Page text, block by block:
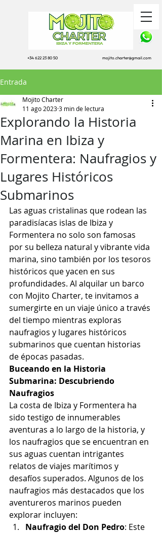
+34 622 23 80 50 mojito.charter@gmail.com
Entrada
Explorando la Historia
Marina en Ibiza y
Formentera: Naufragios y
Lugares Históricos
Submarinos
Mojito Charter
11 ago 20233 min de lectura
Las aguas cristalinas que rodean las
paradisíacas islas de Ibiza y
Formentera no solo son famosas
por su belleza natural y vibrante vida
marina, sino también por los tesoros
históricos que yacen en sus
profundidades. Al alquilar un barco
con Mojito Charter, te invitamos a
sumergirte en un viaje único a través
del tiempo mientras exploras
naufragios y lugares históricos
submarinos que cuentan historias
de épocas pasadas.
Buceando en la Historia
Submarina: Descubriendo
Naufragios
La costa de Ibiza y Formentera ha
sido testigo de innumerables
aventuras a lo largo de la historia, y
los naufragios que se encuentran en
sus aguas cuentan intrigantes
relatos de viajes marítimos y
desafíos superados. Algunos de los
naufragios más destacados que los
aventureros marinos pueden
explorar incluyen:
Naufragio del Don Pedro: Este